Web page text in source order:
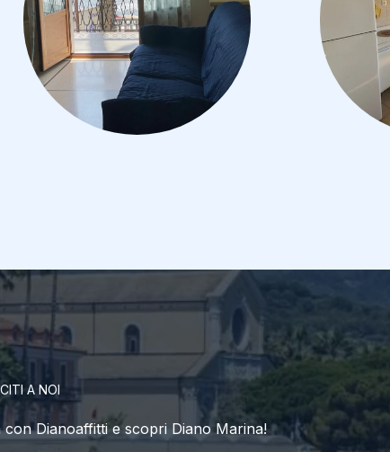
A NOI
Dianoaffitti e scopri Diano Marina!